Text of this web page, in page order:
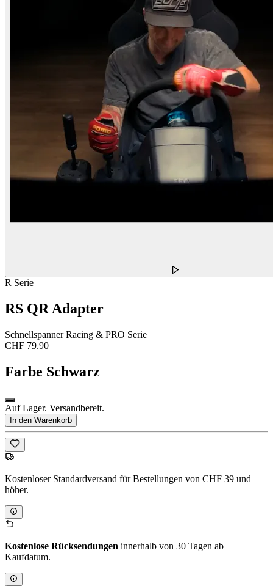
R Serie
RS QR Adapter
Schnellspanner Racing & PRO Serie
CHF 79.90
Farbe Schwarz
Auf Lager. Versandbereit.
In den Warenkorb
Kostenloser Standardversand für Bestellungen von CHF 39 und
höher.
Kostenlose Rücksendungen innerhalb von 30 Tagen ab
Kaufdatum.